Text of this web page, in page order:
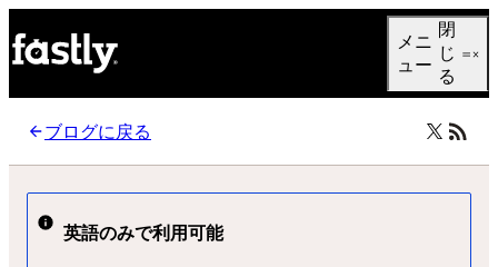
メニ
ュー
閉
じ
る
ブログに戻る
英語のみで利用可能